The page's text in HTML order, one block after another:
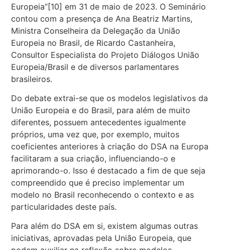
Europeia”[10] em 31 de maio de 2023. O Seminário
contou com a presença de Ana Beatriz Martins,
Ministra Conselheira da Delegação da União
Europeia no Brasil, de Ricardo Castanheira,
Consultor Especialista do Projeto Diálogos União
Europeia/Brasil e de diversos parlamentares
brasileiros.
Do debate extrai-se que os modelos legislativos da
União Europeia e do Brasil, para além de muito
diferentes, possuem antecedentes igualmente
próprios, uma vez que, por exemplo, muitos
coeficientes anteriores à criação do DSA na Europa
facilitaram a sua criação, influenciando-o e
aprimorando-o. Isso é destacado a fim de que seja
compreendido que é preciso implementar um
modelo no Brasil reconhecendo o contexto e as
particularidades deste país.
Para além do DSA em si, existem algumas outras
iniciativas, aprovadas pela União Europeia, que